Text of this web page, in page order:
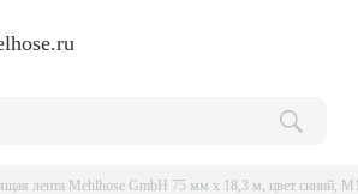
лента Mehlhose GmbH 75 мм х 18,3 м, цвет синий,